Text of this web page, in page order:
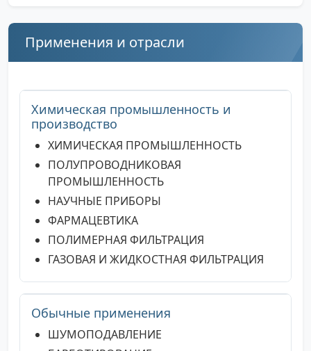
Применения и отрасли
Химическая промышленность и
производство
ХИМИЧЕСКАЯ ПРОМЫШЛЕННОСТЬ
ПОЛУПРОВОДНИКОВАЯ
ПРОМЫШЛЕННОСТЬ
НАУЧНЫЕ ПРИБОРЫ
ФАРМАЦЕВТИКА
ПОЛИМЕРНАЯ ФИЛЬТРАЦИЯ
ГАЗОВАЯ И ЖИДКОСТНАЯ ФИЛЬТРАЦИЯ
Обычные применения
ШУМОПОДАВЛЕНИЕ